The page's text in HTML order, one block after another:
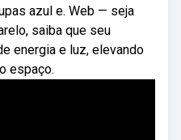
azul e. Web — seja
saiba que seu
energia e luz, elevando
espaço.